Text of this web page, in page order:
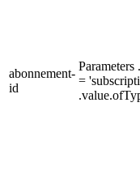
abonnement-
id
Parameters
=